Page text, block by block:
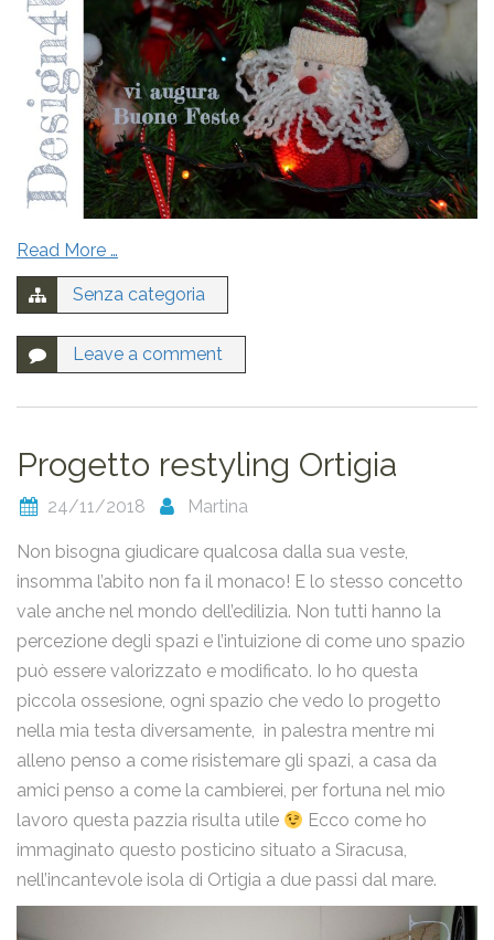
Read More …
Senza categoria
Leave a comment
Progetto restyling Ortigia
24/11/2018 Martina
Non bisogna giudicare qualcosa dalla sua veste,
insomma l’abito non fa il monaco! E lo stesso concetto
vale anche nel mondo dell’edilizia. Non tutti hanno la
percezione degli spazi e l’intuizione di come uno spazio
può essere valorizzato e modificato. Io ho questa
piccola ossesione, ogni spazio che vedo lo progetto
nella mia testa diversamente, in palestra mentre mi
alleno penso a come risistemare gli spazi, a casa da
amici penso a come la cambierei, per fortuna nel mio
lavoro questa pazzia risulta utile
Ecco come ho
immaginato questo posticino situato a Siracusa,
nell’incantevole isola di Ortigia a due passi dal mare.